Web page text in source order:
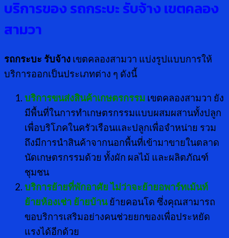
บริการของ รถกระบะ รับจ้าง เขตคลอง
สามวา
รถกระบะ รับจ้าง เขตคลองสามวา แบ่งรูปแบบการให้
บริการออกเป็นประเภทต่าง ๆ ดังนี้
บริการขนส่งสินค้าเกษตรกรรม เขตคลองสามวา ยัง
มีพื้นที่ในการทำเกษตรกรรมแบบผสมผสานทั้งปลูก
เพื่อบริโภคในครัวเรือนและปลูกเพื่อจำหน่าย รวม
ถึงมีการนำสินค้าจากนอกพื้นที่เข้ามาขายในตลาด
นัดเกษตรกรรมด้วย ทั้งผัก ผลไม้ และผลิตภัณฑ์
ชุมชน
บริการย้ายที่พักอาศัย ไม่ว่าจะย้ายอพาร์ทเม้นท์
ย้ายห้องเช่า ย้ายบ้านย้ายคอนโด ซึ่งคุณสามารถ
ขอบริการเสริมอย่างคนช่วยยกของเพื่อประหยัด
แรงได้อีกด้วย